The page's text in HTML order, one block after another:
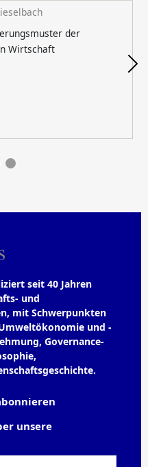
der
Wirtschaft
seit 40 Jahren
und
mit Schwerpunkten
und -
Governance-
unsere